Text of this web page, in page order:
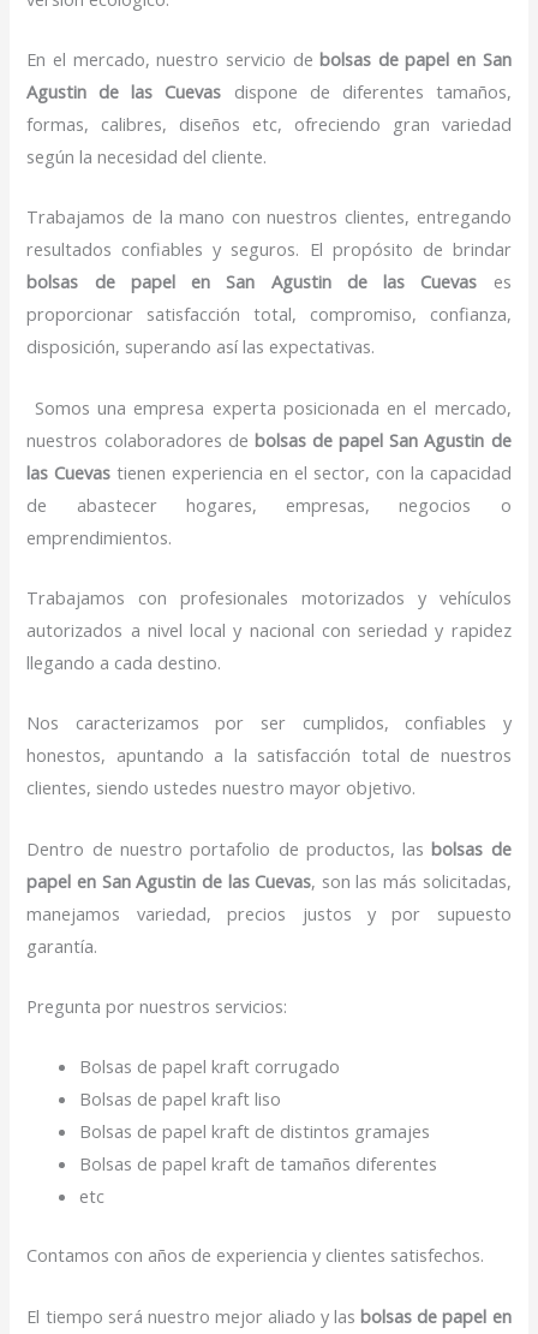
En el mercado, nuestro servicio debolsas de papel en San
Agustin de las Cuevas dispone de diferentes tamaños,
formas, calibres, diseños etc, ofreciendo gran variedad
según la necesidad del cliente.
Trabajamos de la mano con nuestros clientes, entregando
resultados confiables y seguros. El propósito de brindar
bolsas de papel en San Agustin de las Cuevas es
proporcionar satisfacción total, compromiso, confianza,
disposición, superando así las expectativas.
Somos una empresa experta posicionada en el mercado,
nuestros colaboradores de bolsas de papel San Agustin de
las Cuevastienen experiencia en el sector, con la capacidad
de abastecer hogares, empresas, negocios o
emprendimientos.
Trabajamos con profesionales motorizados y vehículos
autorizados a nivel local y nacional con seriedad y rapidez
llegando a cada destino.
Nos caracterizamos por ser cumplidos, confiables y
honestos, apuntando a la satisfacción total de nuestros
clientes, siendo ustedes nuestro mayor objetivo.
Dentro de nuestro portafolio de productos, lasbolsas de
papel en San Agustin de las Cuevas, son las más solicitadas,
manejamos variedad, precios justos y por supuesto
garantía.
Pregunta por nuestros servicios:
Bolsas de papel kraft corrugado
Bolsas de papel kraft liso
Bolsas de papel kraft de distintos gramajes
Bolsas de papel kraft de tamaños diferentes
etc
Contamos con años de experiencia y clientes satisfechos.
El tiempo será nuestro mejor aliado y lasbolsas de papel en